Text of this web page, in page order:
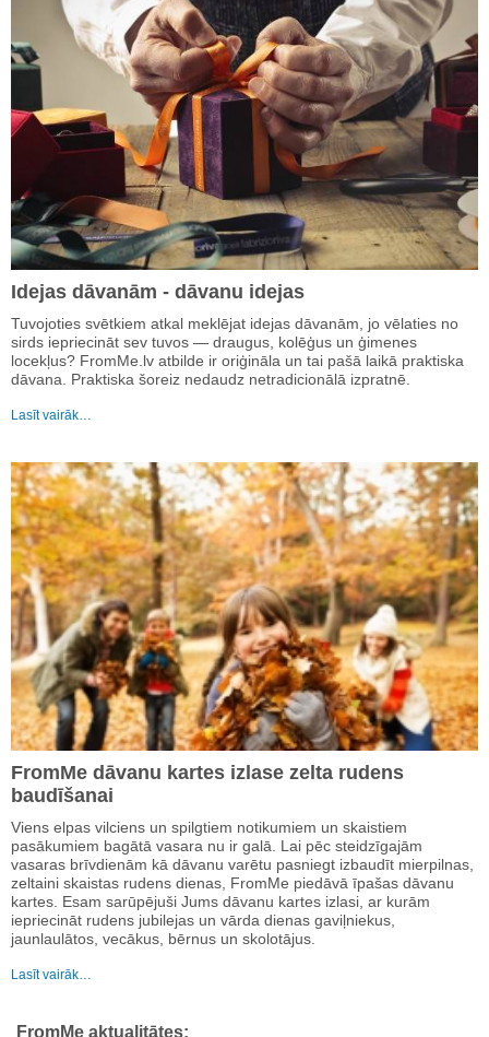
Idejas dāvanām - dāvanu idejas
Tuvojoties svētkiem atkal meklējat idejas dāvanām, jo vēlaties no
sirds iepriecināt sev tuvos — draugus, kolēģus un ģimenes
locekļus? FromMe.lv atbilde ir oriģināla un tai pašā laikā praktiska
dāvana. Praktiska šoreiz nedaudz netradicionālā izpratnē.
Lasīt vairāk…
FromMe dāvanu kartes izlase zelta rudens
baudīšanai
Viens elpas vilciens un spilgtiem notikumiem un skaistiem
pasākumiem bagātā vasara nu ir galā. Lai pēc steidzīgajām
vasaras brīvdienām kā dāvanu varētu pasniegt izbaudīt mierpilnas,
zeltaini skaistas rudens dienas, FromMe piedāvā īpašas dāvanu
kartes. Esam sarūpējuši Jums dāvanu kartes izlasi, ar kurām
iepriecināt rudens jubilejas un vārda dienas gaviļniekus,
jaunlaulātos, vecākus, bērnus un skolotājus.
Lasīt vairāk…
FromMe aktualitātes: